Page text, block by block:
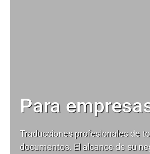
Para
Traducciones profesionales de
documentos. El alcance de su